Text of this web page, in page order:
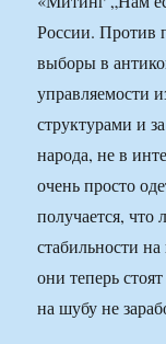
России. Против
выборы в
управляемости
структурами и
народа, не в
очень просто
получается,
стабильности
они теперь
на шубу не